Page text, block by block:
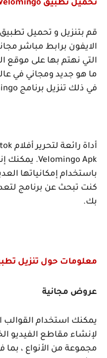
تحميل تطبيق
قم بتنزيل و تحميل تطبيق
الايفون برابط مباشر
التي نهتم بها على موقع
ما هو جديد ومجاني في
في ذلك تنزيل برنامج
أداة رائعة لتحرير أفلام
Velomingo Apk. يمكنك
باستخدام إمكانياتها
كنت تبحث عن برنامج
بك.
معلومات حول تنزيل
عروض مجانية
يمكنك استخدام القوالب
لإنشاء مقاطع الفيديو
مجموعة من الأنواع ،